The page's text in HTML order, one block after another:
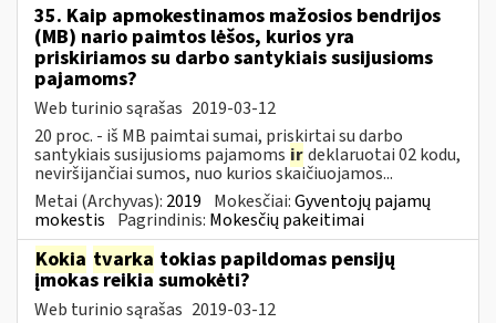
35. Kaip apmokestinamos mažosios bendrijos
(MB) nario paimtos lėšos, kurios yra
priskiriamos su darbo santykiais susijusioms
pajamoms?
Web turinio sąrašas 2019-03-12
20 proc. - iš MB paimtai sumai, priskirtai su darbo
santykiais susijusioms pajamoms irdeklaruotai 02 kodu,
neviršijančiai sumos, nuo kurios skaičiuojamos...
Metai (Archyvas): 2019 Mokesčiai:Gyventojų pajamų
mokestis Pagrindinis: Mokesčių pakeitimai
Kokia tvarka tokias papildomas pensijų
įmokas reikia sumokėti?
Web turinio sąrašas 2019-03-12